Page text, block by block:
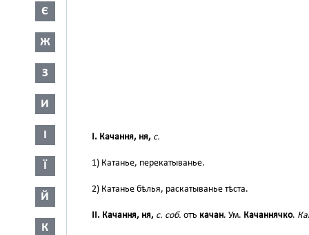
Є
Ж
З
И
І
Ї
Й
К
I. Качання, ня, с.
1) Катанье, перекатыванье.
2) Катанье бѣлья, раскатыванье тѣста.
II. Качання, ня, с. соб. отъ качан. Ум. Качаннячко.